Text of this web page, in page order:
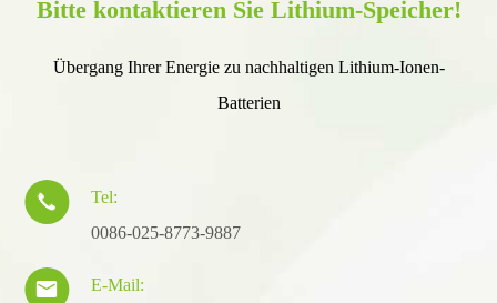
Bitte kontaktieren Sie Lithium-Speicher!
Übergang Ihrer Energie zu nachhaltigen Lithium-Ionen-
Batterien

Tel:
0086-025-8773-9887

E-Mail: